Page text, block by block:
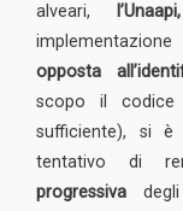
alveari, l’Unaapi,
opposta
scopo il codice
sufficiente), si è
tentativo di
progressiva